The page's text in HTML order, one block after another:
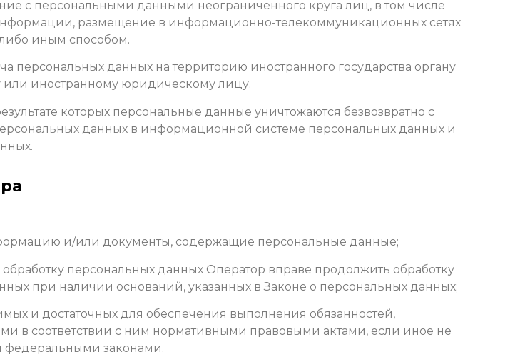
с персональными данными неограниченного круга лиц, в том числе
размещение в информационно-телекоммуникационных сетях
иным способом.
персональных данных на территорию иностранного государства органу
или иностранному юридическому лицу.
которых персональные данные уничтожаются безвозвратно с
данных в информационной системе персональных данных и
и/или документы, содержащие персональные данные;
персональных данных Оператор вправе продолжить обработку
при наличии оснований, указанных в Законе о персональных данных;
и достаточных для обеспечения выполнения обязанностей,
в соответствии с ним нормативными правовыми актами, если иное не
федеральными законами.